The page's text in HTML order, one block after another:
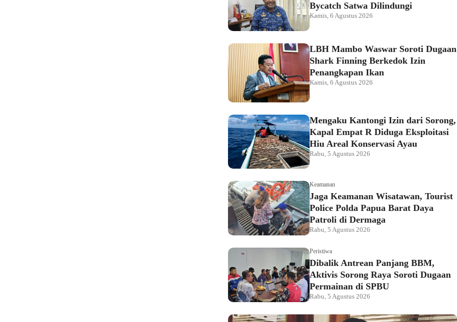
Bycatch Satwa Dilindungi
Kamis, 6 Agustus 2026
LBH Mambo Waswar Soroti Dugaan
Shark Finning Berkedok Izin
Penangkapan Ikan
Kamis, 6 Agustus 2026
Mengaku Kantongi Izin dari Sorong,
Kapal Empat R Diduga Eksploitasi
Hiu Areal Konservasi Ayau
Rabu, 5 Agustus 2026
Keamanan
Jaga Keamanan Wisatawan, Tourist
Police Polda Papua Barat Daya
Patroli di Dermaga
Rabu, 5 Agustus 2026
Peristiwa
Dibalik Antrean Panjang BBM,
Aktivis Sorong Raya Soroti Dugaan
Permainan di SPBU
Rabu, 5 Agustus 2026